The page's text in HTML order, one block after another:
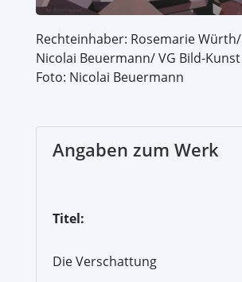
Rechteinhaber: Rosemarie Würth/
Nicolai Beuermann/ VG Bild-Kunst
Foto: Nicolai Beuermann
Angaben zum Werk
Titel:
Die Verschattung